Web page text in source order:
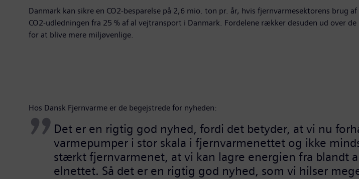
Danmark kan sikre en CO2-besparelse på 2,6 mio. ton pr. år, hvis fjernvarmesektorens brug
CO2-udledningen fra 25 % af al vejtransport i Danmark. Fordelene rækker desuden ud over
for at blive mere miljøvenlige.
Hos Dansk Fjernvarme er de begejstrede for nyheden:
Det er en rigtig god nyhed, fordi det betyder, at vi nu
varmepumper i stor skala i fjernvarmenettet og ikke
stærkt fjernvarmenet, at vi kan lagre energien fra blandt
elnettet. Så det er en rigtig god